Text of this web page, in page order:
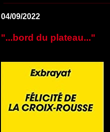
04/09/2022
"...bord du plateau..."